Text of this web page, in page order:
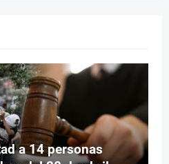
a 14 personas